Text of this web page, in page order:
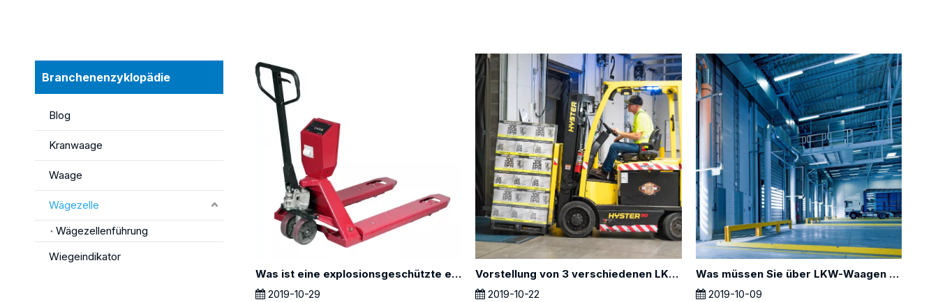
Branchenenzyklopädie
Blog
Kranwaage
Waage
Wägezelle
Wägezellenführung
Wiegeindikator
Was ist eine explosionsgeschützte elektronische LKW-Waage?
2019-10-29
Vorstellung von 3 verschiedenen LKW-Waagen
2019-10-22
Was müssen Sie über LKW-Waagen wissen?
2019-10-09